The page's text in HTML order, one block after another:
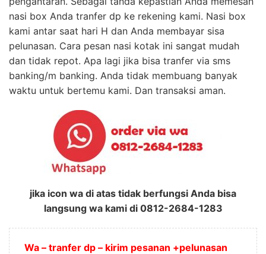
nasi box Anda tranfer dp ke rekening kami. Nasi box
kami antar saat hari H dan Anda membayar sisa
pelunasan. Cara pesan nasi kotak ini sangat mudah
dan tidak repot. Apa lagi jika bisa tranfer via sms
banking/m banking. Anda tidak membuang banyak
waktu untuk bertemu kami. Dan transaksi aman.
jika icon wa di atas tidak berfungsi Anda bisa
langsung wa kami di 0812-2684-1283
Wa – tranfer dp – kirim pesanan +pelunasan